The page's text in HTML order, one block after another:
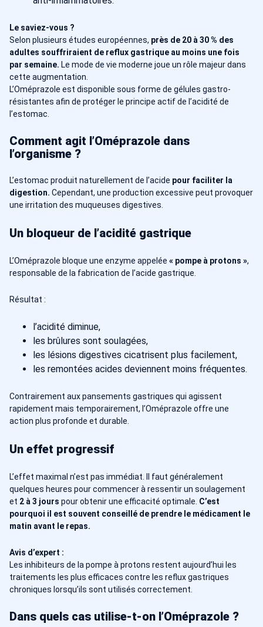
Le saviez-vous ?
Selon plusieurs études européennes, près de 20 à 30 % des
adultes souffriraient de reflux gastrique au moins une fois
par semaine. Le mode de vie moderne joue un rôle majeur dans
cette augmentation.
L’Oméprazole est disponible sous forme de gélules gastro-
résistantes afin de protéger le principe actif de l’acidité de
l’estomac.
Comment agit l’Oméprazole dans
l’organisme ?
L’estomac produit naturellement de l’acide pour faciliter la
digestion. Cependant, une production excessive peut provoquer
une irritation des muqueuses digestives.
Un bloqueur de l’acidité gastrique
L’Oméprazole bloque une enzyme appelée « pompe à protons »,
responsable de la fabrication de l’acide gastrique.
Résultat :
l’acidité diminue,
les brûlures sont soulagées,
les lésions digestives cicatrisent plus facilement,
les remontées acides deviennent moins fréquentes.
Contrairement aux pansements gastriques qui agissent
rapidement mais temporairement, l’Oméprazole offre une
action plus profonde et durable.
Un effet progressif
L’effet maximal n’est pas immédiat. Il faut généralement
quelques heures pour commencer à ressentir un soulagement
et 2 à 3 jours pour obtenir une efficacité optimale. C’est
pourquoi il est souvent conseillé de prendre le médicament le
matin avant le repas.
Avis d’expert :
Les inhibiteurs de la pompe à protons restent aujourd’hui les
traitements les plus efficaces contre les reflux gastriques
chroniques lorsqu’ils sont utilisés correctement.
Dans quels cas utilise-t-on l’Oméprazole ?